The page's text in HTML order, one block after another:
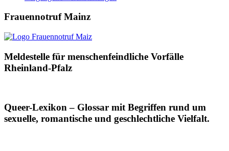
Frauennotruf Mainz
Meldestelle für menschenfeindliche Vorfälle
Rheinland-Pfalz
Queer-Lexikon – Glossar mit Begriffen rund um
sexuelle, romantische und geschlechtliche Vielfalt.